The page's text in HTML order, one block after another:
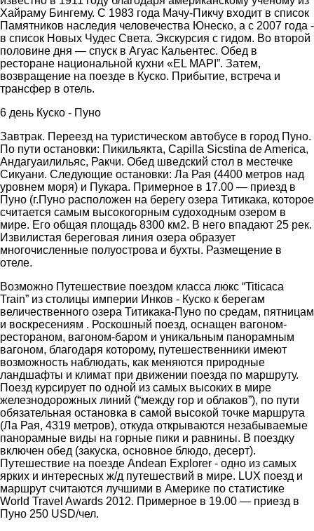
Хайраму Бингему. С 1983 года Мачу-Пикчу входит в список
Памятников наследия человечества Юнеско, а с 2007 года -
в список Новых Чудес Света. Экскурсия с гидом. Во второй
половине дня — спуск в Агуас Кальентес. Обед в
ресторане национальной кухни «EL MAPI”. Затем,
возвращение на поезде в Куско. Прибытие, встреча и
трансфер в отель.
6 день Куско - Пуно
Завтрак. Переезд на туристическом автобусе в город Пуно.
По пути остановки: Пикильякта, Capilla Sicstina de America,
Андагуаилильяс, Ракчи. Обед шведский стол в местечке
Сикуани. Следующие остановки: Ла Рая (4400 метров над
уровнем моря) и Пукара. Примерное в 17.00 — приезд в
Пуно (г.Пуно расположен на берегу озера Титикака, которое
считается самым высокогорным судоходным озером в
мире. Его общая площадь 8300 км2. В него впадают 25 рек.
Извилистая береговая линия озера образует
многочисленные полуострова и бухты. Размещение в
отеле.
Возможно Путешествие поездом класса люкс “Titicaca
Train” из столицы империи Инков - Куско к берегам
величественного озера Титикака-Пуно по средам, пятницам
и воскресениям . Роскошный поезд, оснащен вагоном-
рестораном, вагоном-баром и уникальным панорамным
вагоном, благодаря которому, путешественники имеют
возможность наблюдать, как меняются природные
ландшафты и климат при движении поезда по маршруту.
Поезд курсирует по одной из самых высоких в мире
железнодорожных линий (“между гор и облаков”), по пути
обязательная остановка в самой высокой точке маршрута
(Ла Рая, 4319 метров), откуда открываются незабываемые
панорамные виды на горные пики и равнины. В поездку
включен обед (закуска, основное блюдо, десерт).
Путешествие на поезде Andean Explorer - одно из самых
ярких и интересных ж/д путешествий в мире. LUX поезд и
маршрут считаются лучшими в Америке по статистике
World Travel Awards 2012. Примерное в 19.00 — приезд в
Пуно 250 USD/чел.